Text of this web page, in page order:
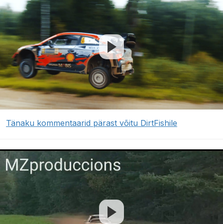
Tänaku kommentaarid pärast võitu DirtFishile